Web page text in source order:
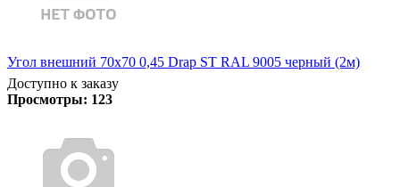
Угол внешний 70х70 0,45 Drap ST RAL 9005 черный (2м)
Доступно к заказу
Просмотры: 123